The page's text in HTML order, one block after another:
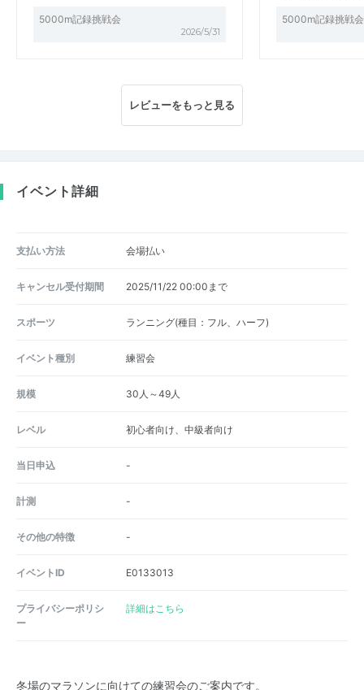
5000m記録挑戦会
2026/5/31
5000m記録挑戦会
レビューをもっと見る
イベント詳細
支払い方法 会場払い
キャンセル受付期間 2025/11/22 00:00まで
スポーツ ランニング(種目：フル、ハーフ)
イベント種別 練習会
規模 30人～49人
レベル 初心者向け、中級者向け
当日申込 -
計測 -
その他の特徴 -
イベントID E0133013
プライバシーポリシ
ー
詳細はこちら
冬場のマラソンに向けての練習会のご案内です。